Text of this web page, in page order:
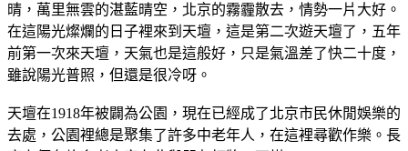
晴，萬里無雲的湛藍晴空，北京的霧霾散去，情勢一片大好。
在這陽光燦爛的日子裡來到天壇，這是第二次遊天壇了，五年
前第一次來天壇，天氣也是這般好，只是氣溫差了快二十度，
雖說陽光普照，但還是很冷呀。
天壇在1918年被闢為公園，現在已經成了北京市民休閒娛樂的
去處，公園裡總是聚集了許多中老年人，在這裡尋歡作樂。長